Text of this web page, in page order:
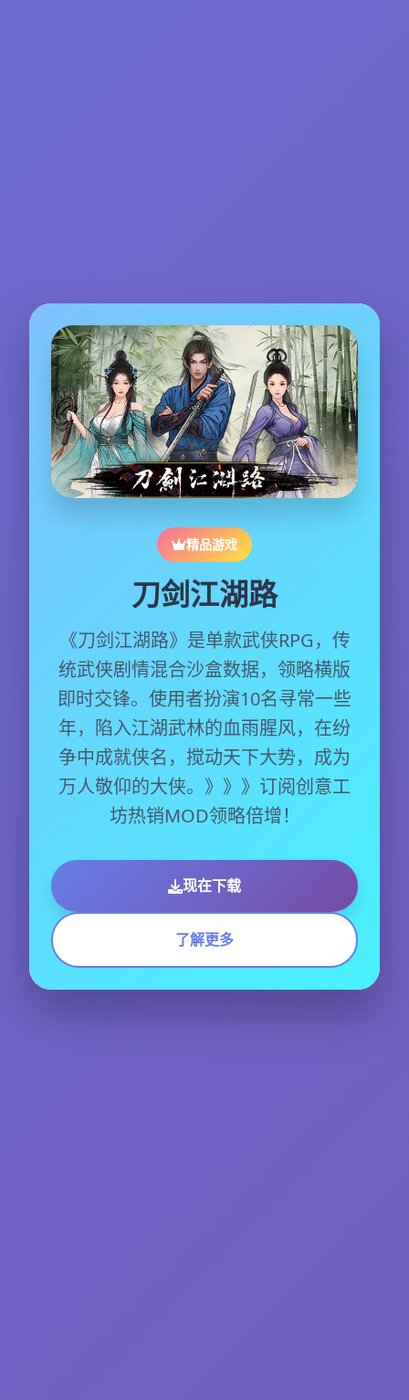
精品游戏
刀剑江湖路
《刀剑江湖路》是单款武侠RPG，传
统武侠剧情混合沙盒数据，领略横版
即时交锋。使用者扮演10名寻常一些
年，陷入江湖武林的血雨腥风，在纷
争中成就侠名，搅动天下大势，成为
万人敬仰的大侠。》》》订阅创意工
坊热销MOD领略倍增！
现在下载
了解更多